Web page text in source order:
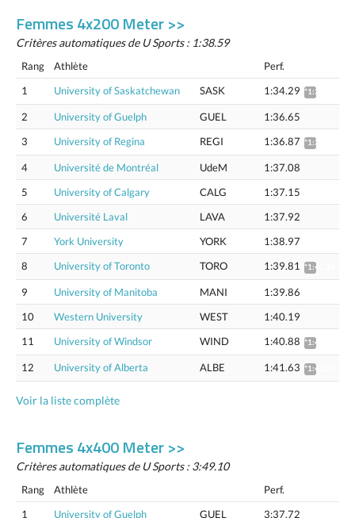
Femmes 4x200 Meter >>
Critères automatiques de U Sports : 1:38.59
Rang Athlète
Perf.
1
University of Saskatchewan SASK 1:34.29 *1:35.75
2 University of Guelph GUEL
1:36.65
3
University of Regina REGI 1:36.87 *1:38.37
4 Université de Montréal UdeM
1:37.08
5
University of Calgary CALG
1:37.15
6
Université Laval LAVA
1:37.92
7
York University YORK
1:38.97
8
University of Toronto TORO 1:39.81 *1:41.36
9 University of Manitoba MANI
1:39.86
10
Western University WEST
1:40.19
11
University of Windsor WIND 1:40.88 *1:42.44
12 University of Alberta ALBE 1:41.63 *1:43.21
Voir la liste complète
Femmes 4x400 Meter >>
Critères automatiques de U Sports : 3:49.10
Rang Athlète
Perf.
1
University of Guelph GUEL 3:37.72